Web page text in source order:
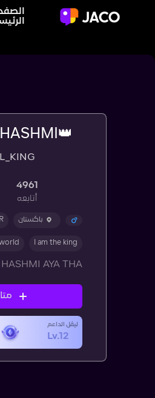
👑KING HASHMI👑
12
4961
أتابعه
باكستان
I am the king
👑
AYA THA 🤬😈
ليڤل الداعم
Lv.12